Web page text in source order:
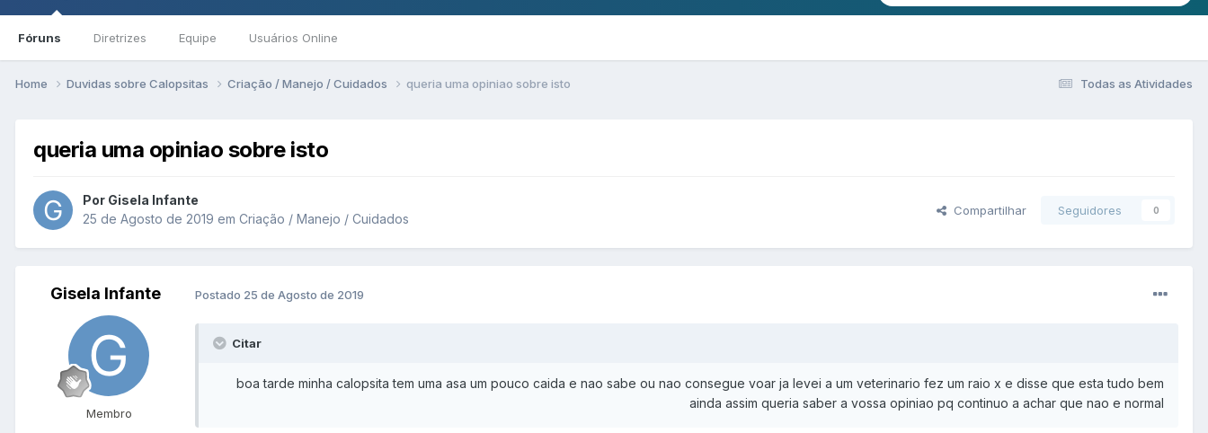
Fóruns Diretrizes Equipe Usuários Online
Todas as Atividades
Home Duvidas sobre Calopsitas Criação / Manejo / Cuidados queria uma opiniao sobre isto
queria uma opiniao sobre isto
Por Gisela Infante
25 de Agosto de 2019 em Criação / Manejo / Cuidados
Compartilhar Seguidores 0
Gisela Infante
Membro
Postado 25 de Agosto de 2019
Citar
boa tarde minha calopsita tem uma asa um pouco caida e nao sabe ou nao consegue voar ja levei a um veterinario fez um raio x e disse que esta tudo bem
ainda assim queria saber a vossa opiniao pq continuo a achar que nao e normal